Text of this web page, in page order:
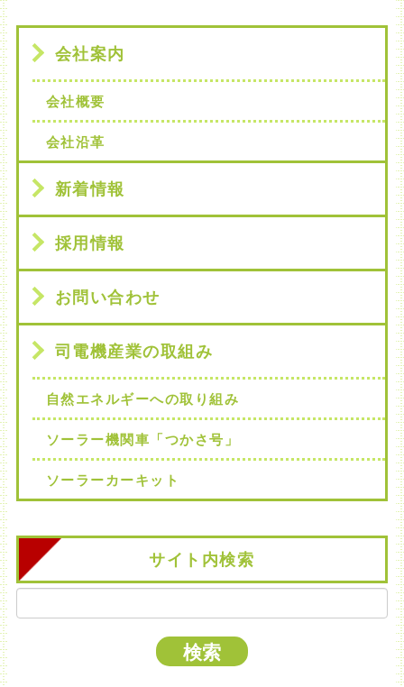
会社案内
会社概要
会社沿革
新着情報
採用情報
お問い合わせ
司電機産業の取組み
自然エネルギーへの取り組み
ソーラー機関車「つかさ号」
ソーラーカーキット
サイト内検索